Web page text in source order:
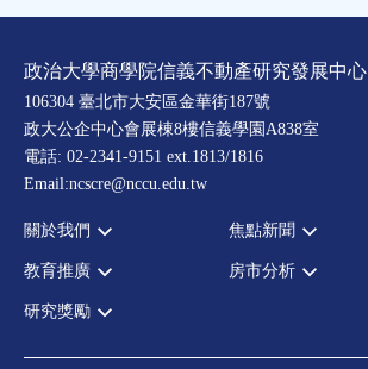
政治大學商學院信義不動產研究發展中心
106304 臺北市大安區金華街187號
政大公企中心會展棟8樓信義學園A838室
電話: 02-2341-9151 ext.1813/1816
Email:ncscre@nccu.edu.tw
關於我們
宗旨願景
設置辦法
指導委員
焦點新聞
全部新聞
法律新訊
教育推廣
全部活動
房市分析
研究獎勵